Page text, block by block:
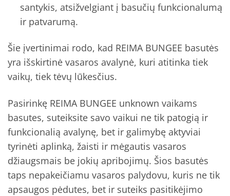
santykis, atsižvelgiant į basučių funkcionalumą
ir patvarumą.
Šie įvertinimai rodo, kad REIMA BUNGEE basutės
yra išskirtinė vasaros avalynė, kuri atitinka tiek
vaikų, tiek tėvų lūkesčius.
Pasirinkę REIMA BUNGEE unknown vaikams
basutes, suteiksite savo vaikui ne tik patogią ir
funkcionalią avalynę, bet ir galimybę aktyviai
tyrinėti aplinką, žaisti ir mėgautis vasaros
džiaugsmais be jokių apribojimų. Šios basutės
taps nepakeičiamu vasaros palydovu, kuris ne tik
apsaugos pėdutes, bet ir suteiks pasitikėjimo